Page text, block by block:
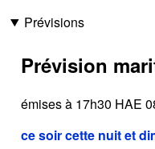
Prévisions
Prévision
émises à 17h30 HAE
ce soir cette nuit et